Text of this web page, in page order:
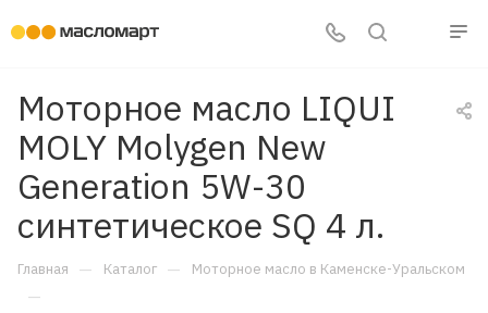
Моторное масло LIQUI
MOLY Molygen New
Generation 5W-30
синтетическое SQ 4 л.
Главная — Каталог — Моторное масло в Каменске-Уральском
—